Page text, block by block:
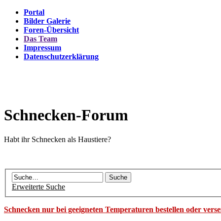
Portal
Bilder Galerie
Foren-Übersicht
Das Team
Impressum
Datenschutzerklärung
Schnecken-Forum
Habt ihr Schnecken als Haustiere?
Erweiterte Suche
Schnecken nur bei geeigneten Temperaturen bestellen oder